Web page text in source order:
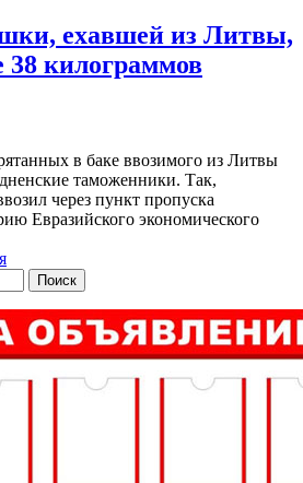
ехавшей из Литвы,
38 килограммов
в баке ввозимого из Литвы
таможенники. Так,
через пункт пропуска
Евразийского экономического